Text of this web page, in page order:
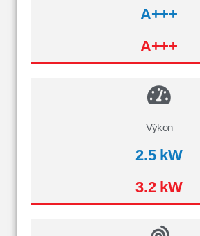
A+++
A+++
Výkon
2.5 kW
3.2 kW